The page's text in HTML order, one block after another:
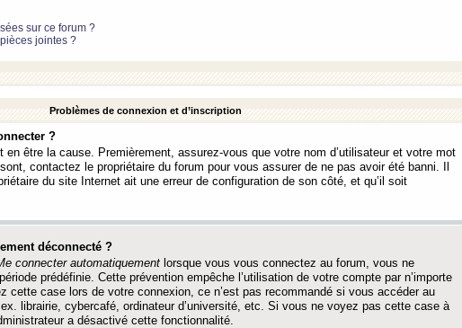
sur ce forum ?
jointes ?
Problèmes de connexion et d’inscription
?
en être la cause. Premièrement, assurez-vous que votre nom d’utilisateur et votre mot
contactez le propriétaire du forum pour vous assurer de ne pas avoir été banni. Il
du site Internet ait une erreur de configuration de son côté, et qu’il soit
déconnecté ?
connecter automatiquement lorsque vous vous connectez au forum, vous ne
prédéfinie. Cette prévention empêche l’utilisation de votre compte par n’importe
cette case lors de votre connexion, ce n’est pas recommandé si vous accéder au
librairie, cybercafé, ordinateur d’université, etc. Si vous ne voyez pas cette case à
a désactivé cette fonctionnalité.